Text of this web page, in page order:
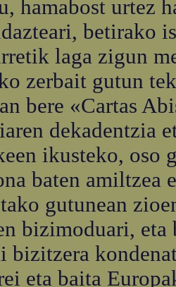
hamabost urtez
betirako
laga zigun
zerbait gutun
bere «Cartas
dekadentzia
ikusteko, oso
baten amiltzea
gutunean
bizimoduari, eta
bizitzera
eta baita